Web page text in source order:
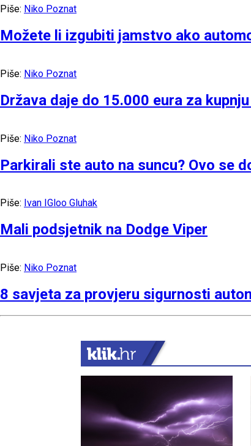
Piše: Niko Poznat
Možete li izgubiti jamstvo ako
Piše: Niko Poznat
Država daje do 15.000 eura za
Piše: Niko Poznat
Parkirali ste auto na suncu? Ovo se
Piše: Ivan IGloo Gluhak
Mali podsjetnik na Dodge Viper
Piše: Niko Poznat
8 savjeta za provjeru sigurnosti